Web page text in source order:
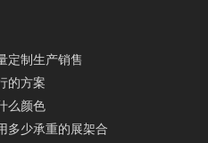
定制生产销售
的方案
么颜色
多少承重的展架合